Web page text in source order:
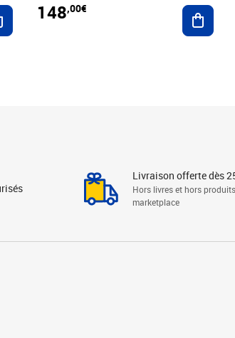
Ajouter au panier
148,00€
Livraison offerte dès
Hors livres et hors produits
marketplace